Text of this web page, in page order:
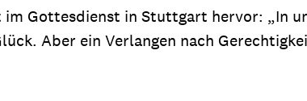
Gottesdienst in Stuttgart hervor: „In
Aber ein Verlangen nach